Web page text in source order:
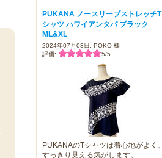
PUKANA ノースリーブストレッチT
シャツ ハワイアンタパ ブラック
ML&XL
2024年07月03日: POKO 様
評価:
5/5
PUKANAのTシャツは着心地がよく、
すっきり見える気がします。